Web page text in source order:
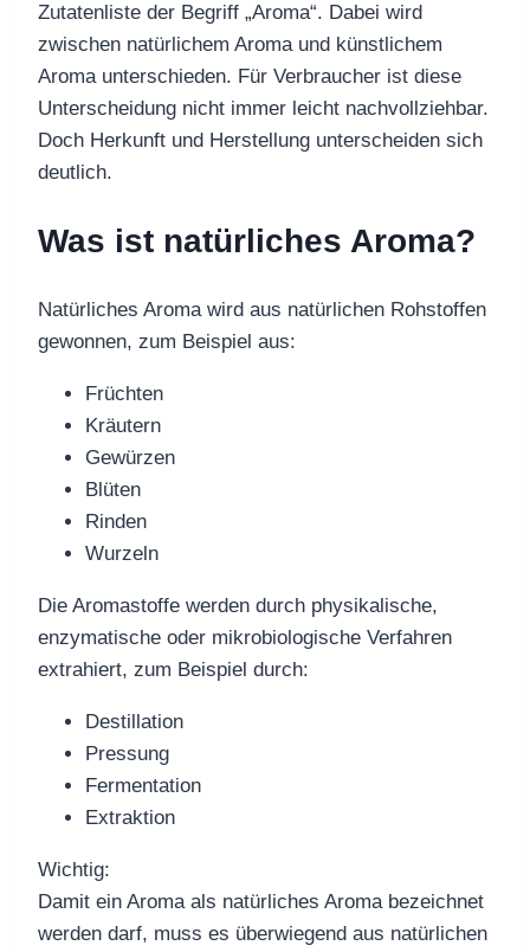
Zutatenliste der Begriff „Aroma“. Dabei wird
zwischen natürlichem Aroma und künstlichem
Aroma unterschieden. Für Verbraucher ist diese
Unterscheidung nicht immer leicht nachvollziehbar.
Doch Herkunft und Herstellung unterscheiden sich
deutlich.
Was ist natürliches Aroma?
Natürliches Aroma wird aus natürlichen Rohstoffen
gewonnen, zum Beispiel aus:
Früchten
Kräutern
Gewürzen
Blüten
Rinden
Wurzeln
Die Aromastoffe werden durch physikalische,
enzymatische oder mikrobiologische Verfahren
extrahiert, zum Beispiel durch:
Destillation
Pressung
Fermentation
Extraktion
Wichtig:
Damit ein Aroma als natürliches Aroma bezeichnet
werden darf, muss es überwiegend aus natürlichen